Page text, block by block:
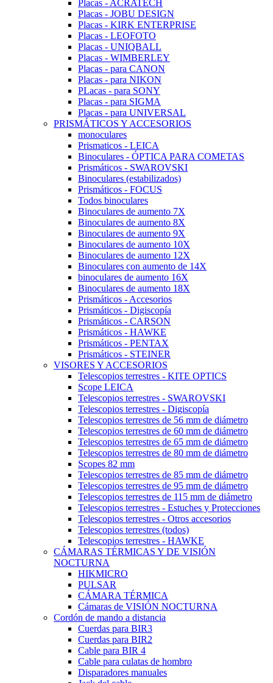
Placas - ACRATECH
Placas - JOBU DESIGN
Placas - KIRK ENTERPRISE
Placas - LEOFOTO
Placas - UNIQBALL
Placas - WIMBERLEY
Placas - para CANON
Placas - para NIKON
PLacas - para SONY
Placas - para SIGMA
Placas - para UNIVERSAL
PRISMÁTICOS Y ACCESORIOS
monoculares
Prismaticos - LEICA
Binoculares - ÓPTICA PARA COMETAS
Prismáticos - SWAROVSKI
Binoculares (estabilizados)
Prismáticos - FOCUS
Todos binoculares
Binoculares de aumento 7X
Binoculares de aumento 8X
Binoculares de aumento 9X
Binoculares de aumento 10X
Binoculares de aumento 12X
Binoculares con aumento de 14X
binoculares de aumento 16X
Binoculares de aumento 18X
Prismáticos - Accesorios
Prismáticos - Digiscopía
Prismáticos - CARSON
Prismáticos - HAWKE
Prismáticos - PENTAX
Prismáticos - STEINER
VISORES Y ACCESORIOS
Telescopios terrestres - KITE OPTICS
Scope LEICA
Telescopios terrestres - SWAROVSKI
Telescopios terrestres - Digiscopía
Telescopios terrestres de 56 mm de diámetro
Telescopios terrestres de 60 mm de diámetro
Telescopios terrestres de 65 mm de diámetro
Telescopios terrestres de 80 mm de diámetro
Scopes 82 mm
Telescopios terrestres de 85 mm de diámetro
Telescopios terrestres de 95 mm de diámetro
Telescopios terrestres de 115 mm de diámetro
Telescopios terrestres - Estuches y Protecciones
Telescopios terrestres - Otros accesorios
Telescopios terrestres (todos)
Telescopios terrestres - HAWKE
CÁMARAS TÉRMICAS Y DE VISIÓN
NOCTURNA
HIKMICRO
PULSAR
CÁMARA TÉRMICA
Cámaras de VISIÓN NOCTURNA
Cordón de mando a distancia
Cuerdas para BIR3
Cuerdas para BIR2
Cable para BIR 4
Cable para culatas de hombro
Disparadores manuales